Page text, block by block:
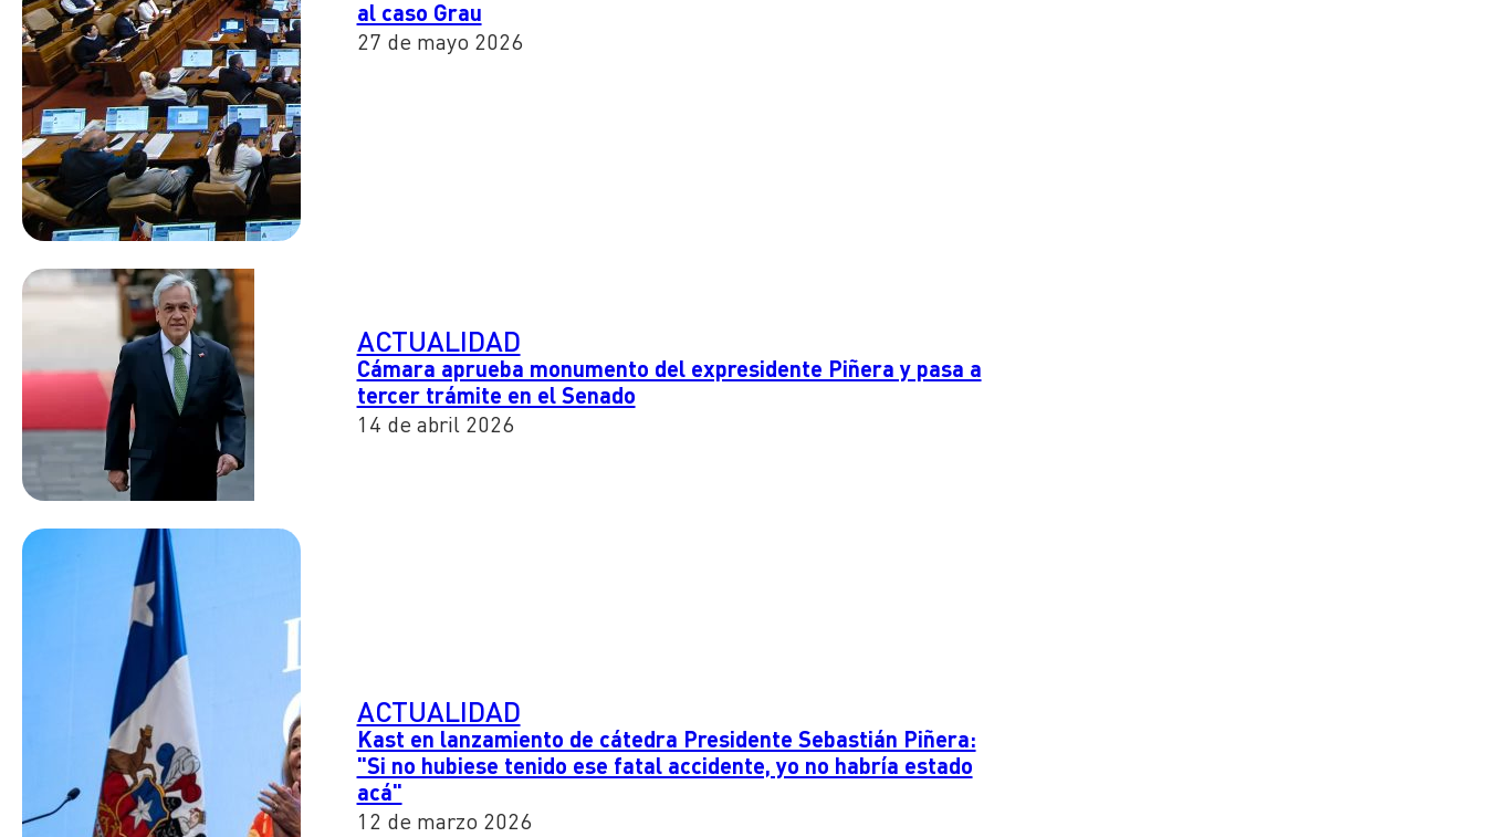
al caso Grau
27 de mayo 2026
ACTUALIDAD
Cámara aprueba monumento del expresidente Piñera y pasa a
tercer trámite en el Senado
14 de abril 2026
ACTUALIDAD
Kast en lanzamiento de cátedra Presidente Sebastián Piñera:
"Si no hubiese tenido ese fatal accidente, yo no habría estado
acá"
12 de marzo 2026